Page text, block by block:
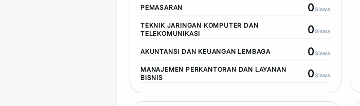
PEMASARAN 0Siswa
TEKNIK JARINGAN KOMPUTER DAN
TELEKOMUNIKASI
0Siswa
AKUNTANSI DAN KEUANGAN LEMBAGA 0Siswa
MANAJEMEN PERKANTORAN DAN LAYANAN
BISNIS
0Siswa